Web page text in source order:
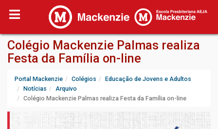
Colégio Mackenzie Palmas realiza
Festa da Família on-line
Portal Mackenzie Colégios
Educação de Jovens e Adultos
Notícias
Arquivo
Colégio Mackenzie Palmas realiza Festa da Família on-line